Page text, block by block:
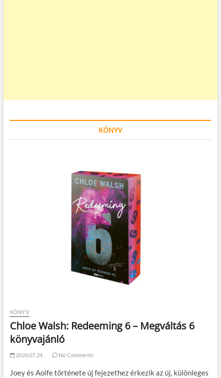
KÖNYV
KÖNYV
Chloe Walsh: Redeeming 6 – Megváltás 6
könyvajánló
2026.07.24. No Comments
Joey és Aoife története új fejezethez érkezik az új, különleges